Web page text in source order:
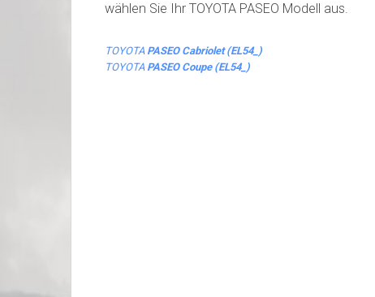
wählen Sie Ihr TOYOTA PASEO Modell aus.
TOYOTA PASEO Cabriolet (EL54_)
TOYOTA PASEO Coupe (EL54_)